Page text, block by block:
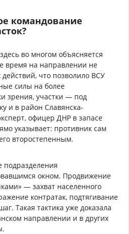
командование
во многом объясняется
время на направлении не
что позволило ВСУ
силы на более
зрения, участки — под
и в район Славянска-
офицер ДНР в запасе
указывает: противник сам
второстепенным.
подразделения
окном. Продвижение
— захват населенного
контратак, подтягивание
Такая тактика уже доказала
направлении и в других